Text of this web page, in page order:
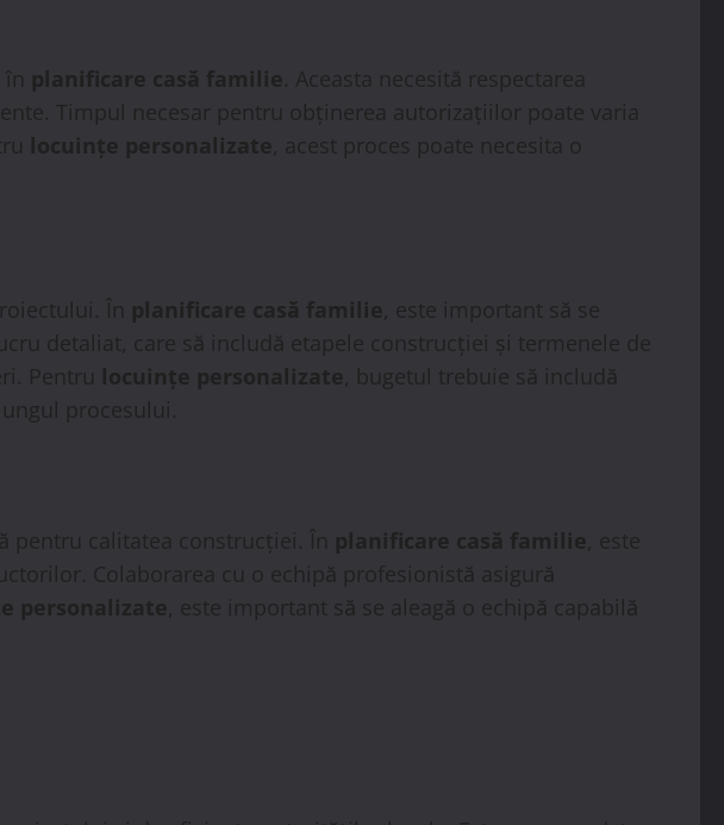
planificare casă familie. Aceasta necesită respectarea
Timpul necesar pentru obținerea autorizațiilor poate varia
locuințe personalizate, acest proces poate necesita o
În planificare casă familie, este important să se
detaliat, care să includă etapele construcției și termenele de
Pentru locuințe personalizate, bugetul trebuie să includă
procesului.
pentru calitatea construcției. În planificare casă familie, este
Colaborarea cu o echipă profesionistă asigură
personalizate, este important să se aleagă o echipă capabilă